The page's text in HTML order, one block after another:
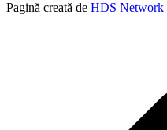
Pagină creată de HDS Network